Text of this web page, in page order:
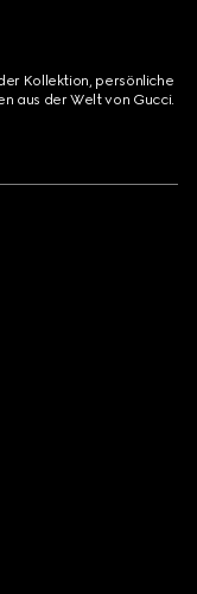
Kollektion, persönliche
aus der Welt von Gucci.